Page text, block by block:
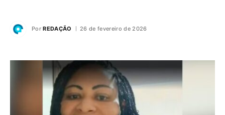
Por REDAÇÃO 26 de fevereiro de 2026